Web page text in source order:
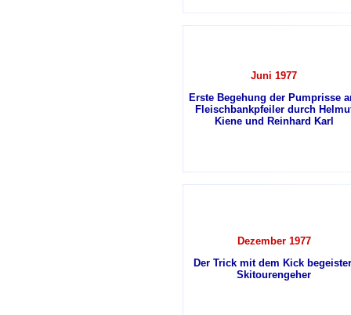
Juni 1977
Erste Begehung der Pumprisse
Fleischbankpfeiler durch
Kiene und Reinhard Karl
Dezember 1977
Der Trick mit dem Kick
Skitourengeher